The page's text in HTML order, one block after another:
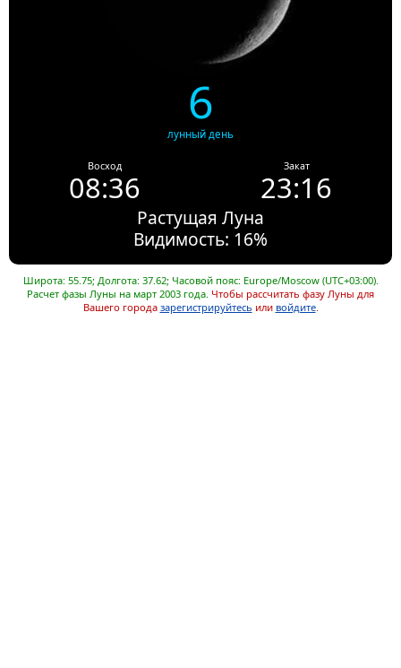
6
лунный день
Восход
08:36
Закат
23:16
Растущая Луна
Видимость: 16%
Широта: 55.75; Долгота: 37.62; Часовой пояс: Europe/Moscow (UTC+03:00).
Расчет фазы Луны на март 2003 года. Чтобы рассчитать фазу Луны для
Вашего города зарегистрируйтесь или войдите.